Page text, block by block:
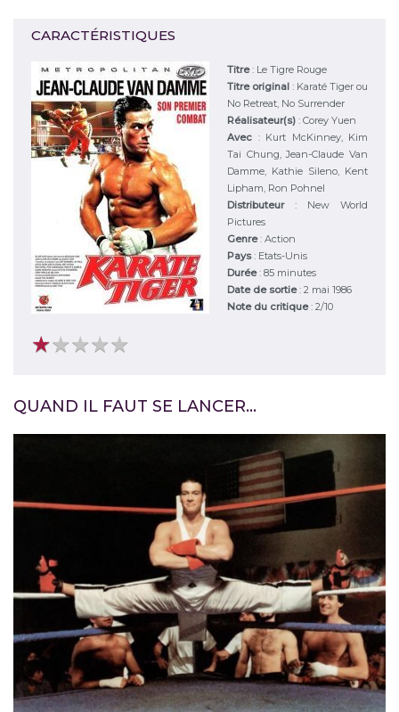
CARACTÉRISTIQUES
Titre: Le Tigre Rouge
Titre original : Karaté Tiger ou
No Retreat, No Surrender
Réalisateur(s) : Corey Yuen
Avec : Kurt McKinney, Kim
Tai Chung, Jean-Claude Van
Damme, Kathie Sileno, Kent
Lipham, Ron Pohnel
Distributeur : New World
Pictures
Genre: Action
Pays: Etats-Unis
Durée: 85 minutes
Date de sortie: 2 mai 1986
Note du critique: 2/10
★★★★★
★★★★★
QUAND IL FAUT SE LANCER…